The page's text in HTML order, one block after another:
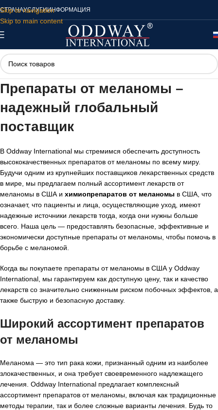
Skip to navigation
Skip to main content
СТРАНАУСЛУГИИНФОРМАЦИЯ
Препараты от меланомы –
надежный глобальный
поставщик
В Oddway International мы стремимся обеспечить доступность
высококачественных препаратов от меланомы по всему миру.
Будучи одним из крупнейших поставщиков лекарственных средств
в мире, мы предлагаем полный ассортимент лекарств от
меланомы в США и химиопрепаратов от меланомы в США, что
означает, что пациенты и лица, осуществляющие уход, имеют
надежные источники лекарств тогда, когда они нужны больше
всего. Наша цель — предоставлять безопасные, эффективные и
экономически доступные препараты от меланомы, чтобы помочь в
борьбе с меланомой.
Когда вы покупаете препараты от меланомы в США у Oddway
International, мы гарантируем как доступную цену, так и качество
лекарств со значительно сниженным риском побочных эффектов, а
также быструю и безопасную доставку.
Широкий ассортимент препаратов
от меланомы
Меланома — это тип рака кожи, признанный одним из наиболее
злокачественных, и она требует своевременного надлежащего
лечения. Oddway International предлагает комплексный
ассортимент препаратов от меланомы, включая как традиционные
методы терапии, так и более сложные варианты лечения. Будь то